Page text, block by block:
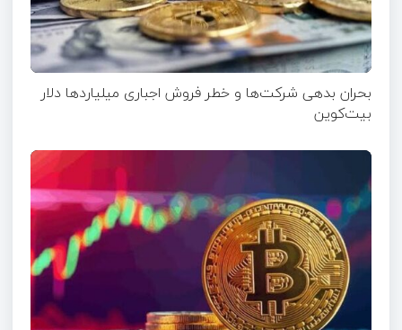
بحران بدهی شرکت‌ها و خطر فروش اجباری میلیاردها دلار
بیت‌کوین